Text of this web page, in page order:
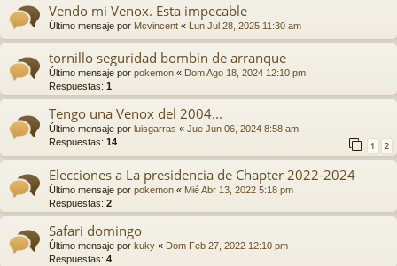
Vendo mi Venox. Esta impecable
Último mensaje por Mcvincent « Lun Jul 28, 2025 11:30 am
tornillo seguridad bombin de arranque
Último mensaje por pokemon « Dom Ago 18, 2024 12:10 pm
Respuestas: 1
Tengo una Venox del 2004...
Último mensaje por luisgarras « Jue Jun 06, 2024 8:58 am
Respuestas: 14 1 2
Elecciones a La presidencia de Chapter 2022-2024
Último mensaje por pokemon « Mié Abr 13, 2022 5:18 pm
Respuestas: 2
Safari domingo
Último mensaje por kuky « Dom Feb 27, 2022 12:10 pm
Respuestas: 4